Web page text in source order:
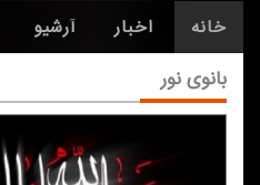
خانه اخبار آرشیو
بانوی نور